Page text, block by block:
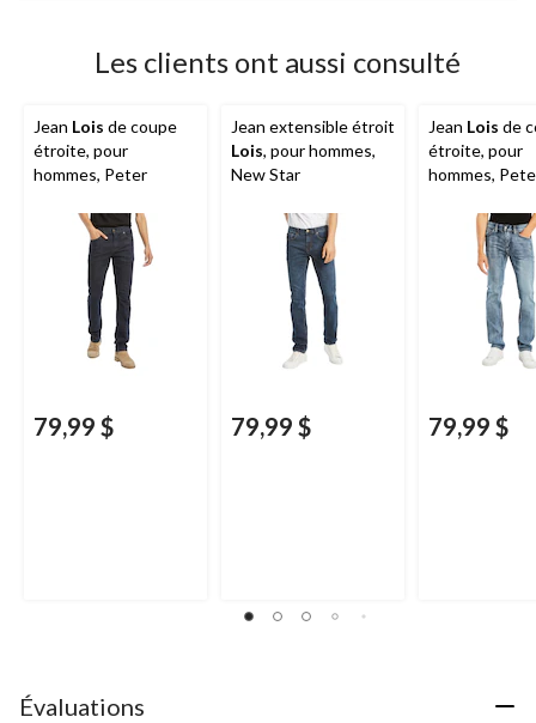
Les clients ont aussi consulté
Jean Lois de coupe
étroite, pour
hommes, Peter
79,99 $
Jean extensible étroit
Lois, pour hommes,
New Star
79,99 $
Jean Lois de
étroite, pour
hommes,
79,99 $
Évaluations